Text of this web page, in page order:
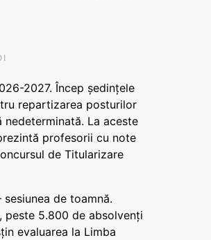
2027. Încep ședințele
repartizarea posturilor
nedeterminată. La aceste
profesorii cu note
de Titularizare
sesiunea de toamnă.
peste 5.800 de absolvenți
evaluarea la Limba